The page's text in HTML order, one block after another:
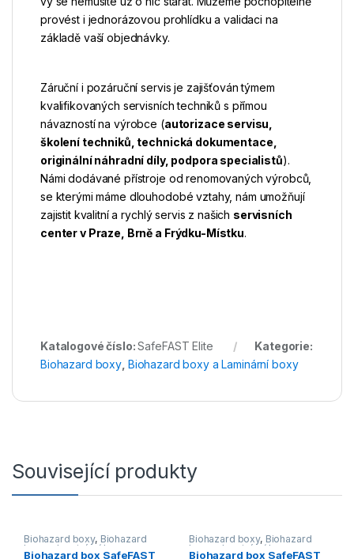
provést i jednorázovou prohlídku a validaci na
základě vaší objednávky.
Záruční i pozáruční servis je zajišťován týmem
kvalifikovaných servisních techniků s přímou
návazností na výrobce (autorizace servisu,
školení techniků, technická dokumentace,
originální náhradní díly, podpora specialistů).
Námi dodávané přístroje od renomovaných výrobců,
se kterými máme dlouhodobé vztahy, nám umožňují
zajistit kvalitní a rychlý servis z našich servisních
center v Praze, Brně a Frýdku-Místku.
Katalogové číslo:SafeFAST Elite
Kategorie:
Biohazard boxy, Biohazard boxy a Laminární boxy
Související produkty
Biohazard boxy, Biohazard
boxy a Laminární boxy
Biohazard box SafeFAST
Biohazard boxy, Biohazard
boxy a Laminární boxy
Biohazard box SafeFAST